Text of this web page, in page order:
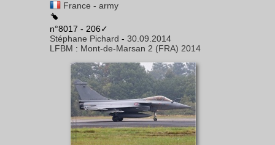
France - army
n°8017 - 206✓
Stéphane Pichard - 30.09.2014
LFBM : Mont-de-Marsan 2 (FRA) 2014